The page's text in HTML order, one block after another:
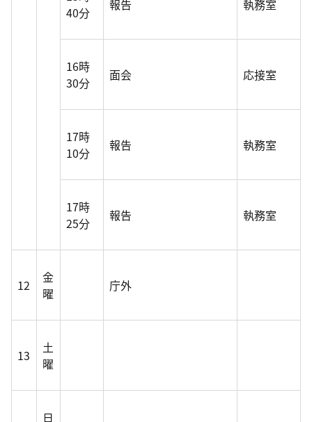
40分
報告 執務室
16時
30分
面会 応接室
17時
10分
報告 執務室
17時
25分
報告 執務室
12
金
曜
庁外
13
土
曜
日